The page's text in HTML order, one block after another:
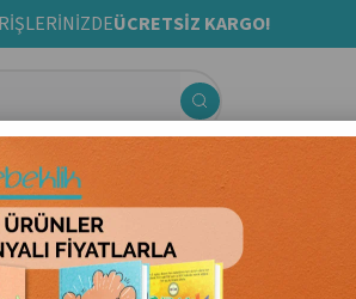
ÜCRETSİZ KARGO!
Bakım Ürünleri Ek Gıda Tarif Kitapları